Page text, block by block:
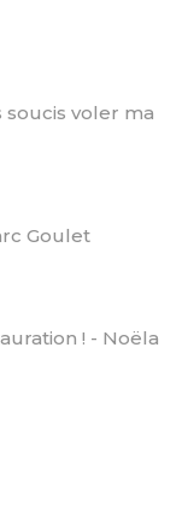
soucis voler ma
Goulet
! - Noëla